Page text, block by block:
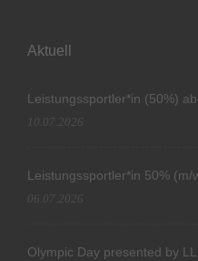
Aktuell
Leistungssportler*in (50%)
10.07.2026
Leistungssportler*in 50% (m/
06.07.2026
Olympic Day presented by